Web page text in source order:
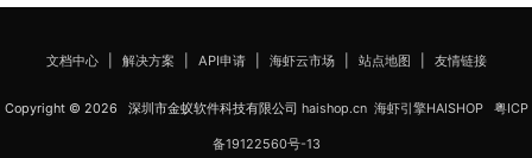
文档中心| 解决方案 API申请| 海虾云市场| 站点地图 友情链接
Copyright © 2026 深圳市金蚁软件科技有限公司 haishop.cn 海虾引擎HAISHOP 粤ICP
备19122560号-13